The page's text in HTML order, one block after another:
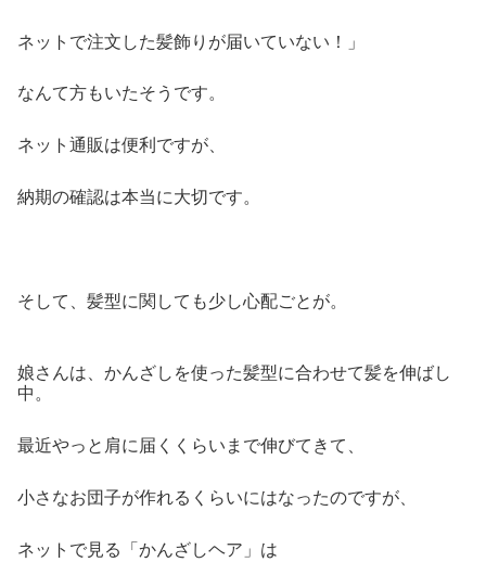
ネットで注文した髪飾りが届いていない！」
なんて方もいたそうです。
ネット通販は便利ですが、
納期の確認は本当に大切です。
そして、髪型に関しても少し心配ごとが。
娘さんは、かんざしを使った髪型に合わせて髪を伸ばし
中。
最近やっと肩に届くくらいまで伸びてきて、
小さなお団子が作れるくらいにはなったのですが、
ネットで見る「かんざしヘア」は